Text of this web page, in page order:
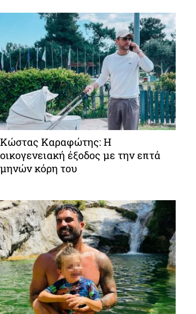
Κώστας Καραφώτης: Η
οικογενειακή έξοδος με την επτά
μηνών κόρη του